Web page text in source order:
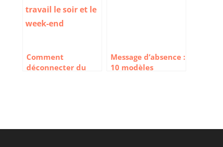
Comment
déconnecter du
Message d’absence :
10 modèles